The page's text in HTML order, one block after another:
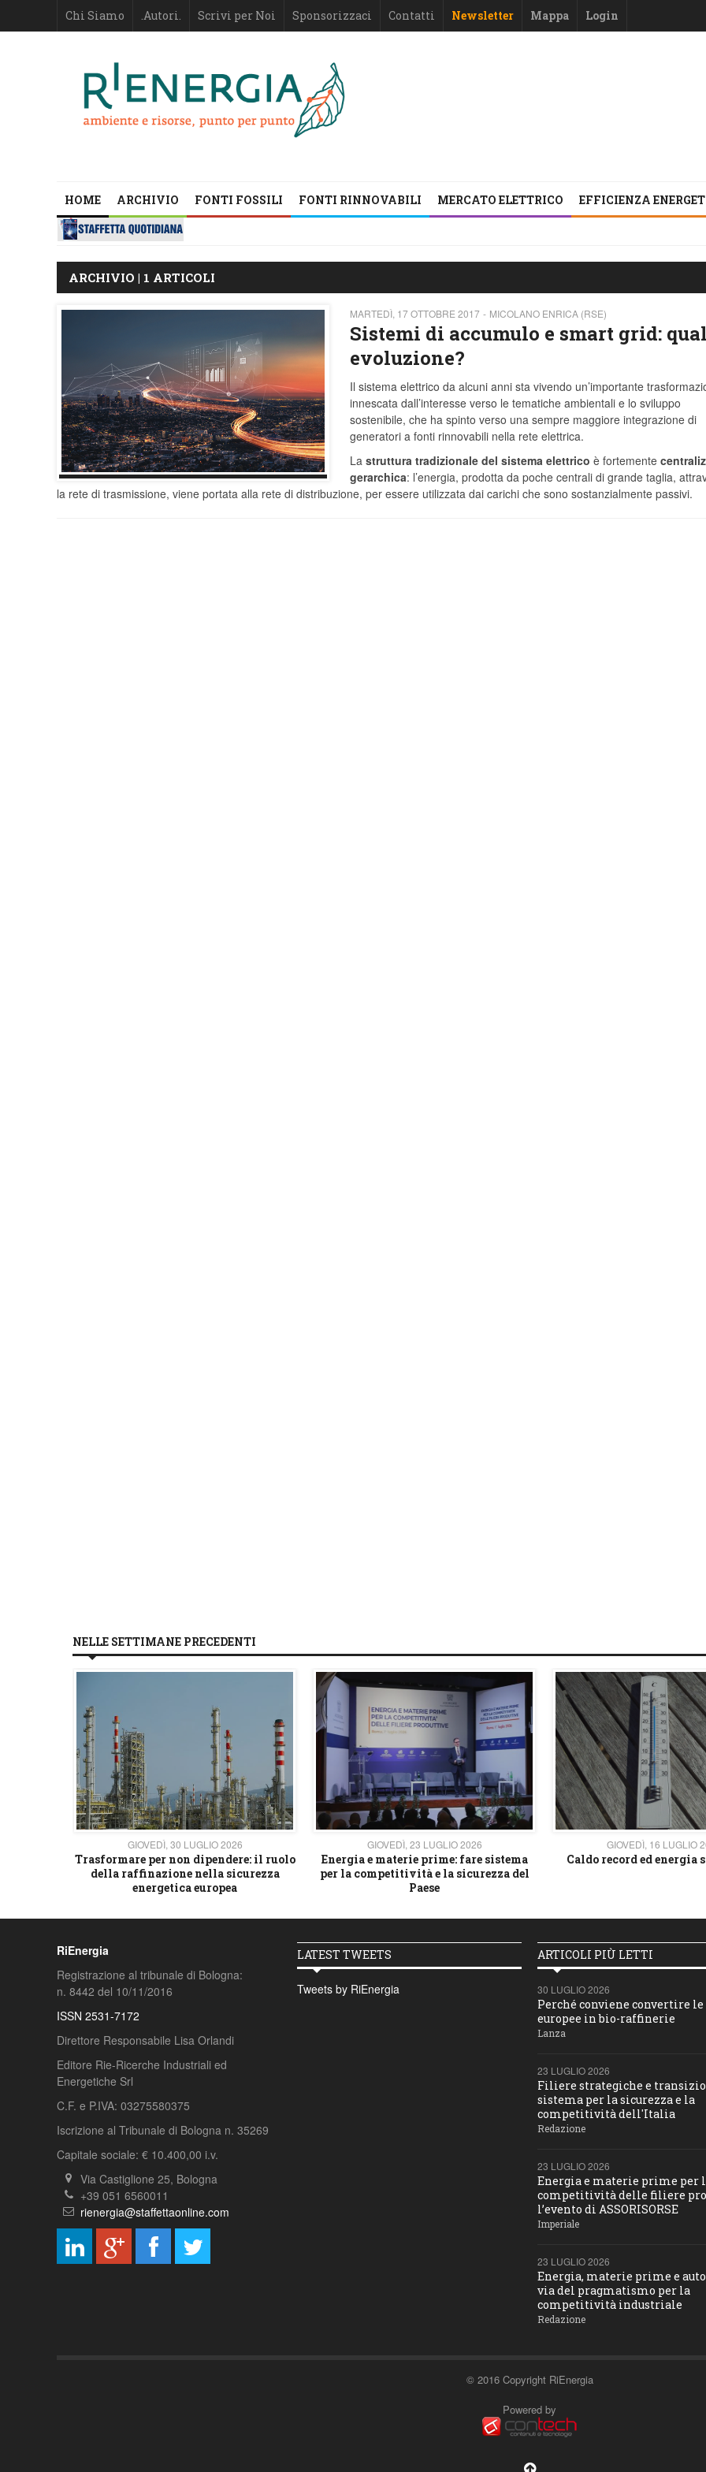
Chi Siamo .Autori. Scrivi per Noi Sponsorizzaci Contatti Newsletter Mappa Login
HOME ARCHIVIO FONTI FOSSILI FONTI RINNOVABILI MERCATO ELETTRICO EFFICIENZA
ARCHIVIO | 1 ARTICOLI
MARTEDÌ, 17 OTTOBRE 2017 MICOLANO ENRICA (RSE)
Sistemi di accumulo e smart grid:
evoluzione?
Il sistema elettrico da alcuni anni sta vivendo un’importante
innescata dall’interesse verso le tematiche ambientali e lo sviluppo
sostenibile, che ha spinto verso una sempre maggiore integrazione di
generatori a fonti rinnovabili nella rete elettrica.
La struttura tradizionale del sistema elettrico è fortemente
gerarchica: l’energia, prodotta da poche centrali di grande taglia,
la rete di trasmissione, viene portata alla rete di distribuzione, per essere utilizzata dai carichi che sono sostanzialmente passivi.
NELLE SETTIMANE PRECEDENTI
GIOVEDÌ, 30 LUGLIO 2026
Trasformare per non dipendere: il ruolo
della raffinazione nella sicurezza
energetica europea
GIOVEDÌ, 23 LUGLIO 2026
Energia e materie prime: fare sistema
per la competitività e la sicurezza del
Paese
GIOVEDÌ, 16 LUGLIO
Caldo record ed energia
RiEnergia
Registrazione al tribunale di Bologna:
n. 8442 del 10/11/2016
ISSN 2531-7172
Direttore Responsabile Lisa Orlandi
Editore Rie-Ricerche Industriali ed
Energetiche Srl
C.F. e P.IVA: 03275580375
Iscrizione al Tribunale di Bologna n. 35269
Capitale sociale: € 10.400,00 i.v.
Via Castiglione 25, Bologna
+39 051 6560011
rienergia@staffettaonline.com
LATEST TWEETS
Tweets by RiEnergia
ARTICOLI PIÙ LETTI
30 LUGLIO 2026
Perché conviene convertire
europee in bio-raffinerie
Lanza
23 LUGLIO 2026
Filiere strategiche e
sistema per la sicurezza e la
competitività dell'Italia
Redazione
23 LUGLIO 2026
Energia e materie prime per
competitività delle filiere
l’evento di ASSORISORSE
Imperiale
23 LUGLIO 2026
Energia, materie prime e
via del pragmatismo per la
competitività industriale
Redazione
© 2016 Copyright RiEnergia
Powered by